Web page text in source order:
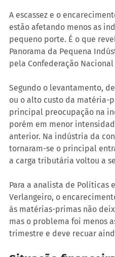
A escassez e o
estão afetando menos as
pequeno porte. É o que
Panorama da Pequena
pela Confederação
Segundo o levantamento,
ou o alto custo da matéria-
principal preocupação na
porém em menor
anterior. Na indústria da
tornaram-se o principal
a carga tributária voltou a
Para a analista de Políticas
Verlangeiro, o
às matérias-primas não
mas o problema foi menos
trimestre e deve recuar